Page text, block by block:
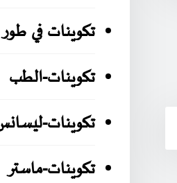
تكوينات في
تكوينات-الطب
تكوينات-
تكوينات-ماستر